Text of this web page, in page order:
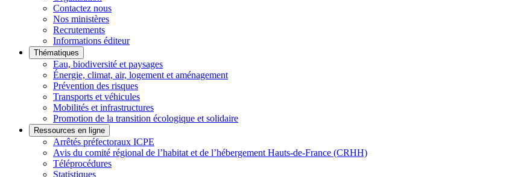
Contactez nous
Nos ministères
Recrutements
Informations éditeur
Thématiques
Eau, biodiversité et paysages
Énergie, climat, air, logement et aménagement
Prévention des risques
Transports et véhicules
Mobilités et infrastructures
Promotion de la transition écologique et solidaire
Ressources en ligne
Arrêtés préfectoraux ICPE
Avis du comité régional de l’habitat et de l’hébergement Hauts-de-France (CRHH)
Téléprocédures
Statistiques